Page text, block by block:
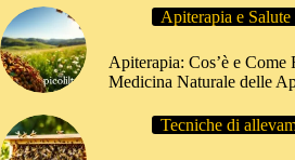
Apiterapia e Salute
Apiterapia: Cos’è e Come
Medicina Naturale delle
Tecniche di